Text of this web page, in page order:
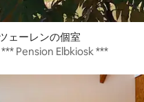
ェーレンの個室
Pension Elbkiosk ***